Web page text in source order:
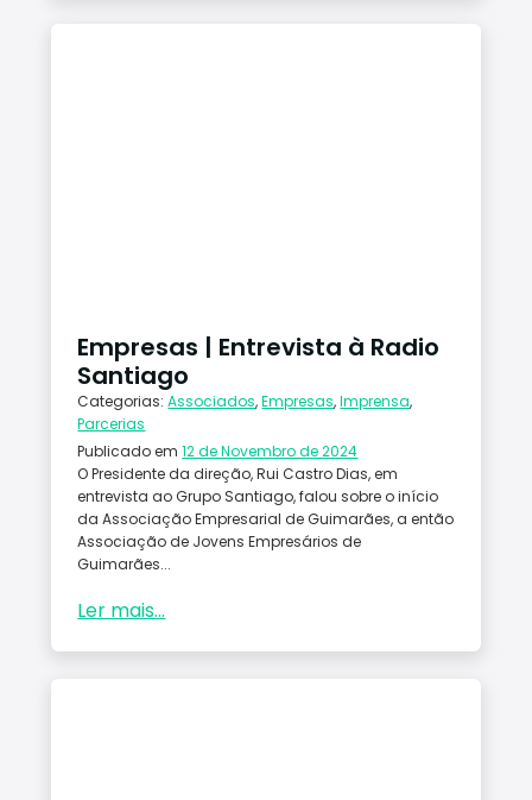
Empresas | Entrevista à Radio
Santiago
Categorias:Associados,Empresas,Imprensa,
Parcerias
Publicado em12 de Novembro de 2024
O Presidente da direção, Rui Castro Dias, em
entrevista ao Grupo Santiago, falou sobre o início
da Associação Empresarial de Guimarães, a então
Associação de Jovens Empresários de
Guimarães...
Ler mais...